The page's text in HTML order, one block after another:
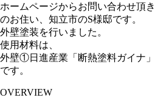
ホームページからお問い合わせ頂
のお住い、知立市のS様邸です。
外壁塗装を行いました。
使用材料は、
外壁①日進産業「断熱塗料ガイナ」
です。
OVERVIEW